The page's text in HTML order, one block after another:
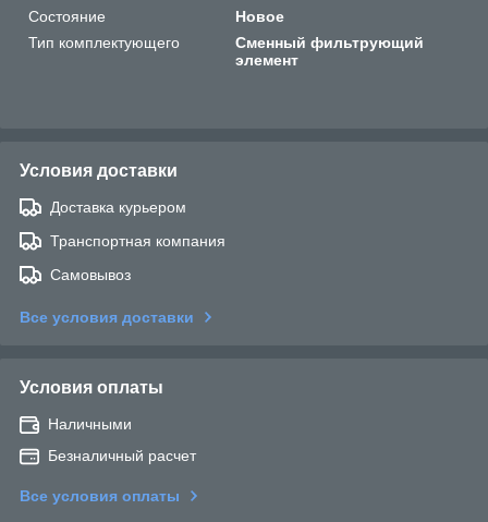
Состояние
Новое
Тип комплектующего
Сменный фильтрующий
элемент
Условия доставки
Доставка курьером
Транспортная компания
Самовывоз
Все условия доставки
Условия оплаты
Наличными
Безналичный расчет
Все условия оплаты